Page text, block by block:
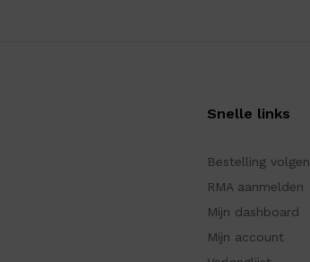
Snelle links
Bestelling volgen
RMA aanmelden
Mijn dashboard
Mijn account